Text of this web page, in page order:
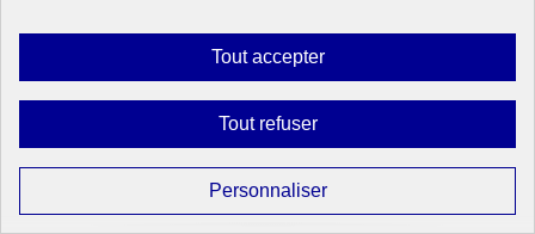
Tout accepterAutoriser
tous
Tout refuserInterdire
tous
PersonnaliserParamétrer
les